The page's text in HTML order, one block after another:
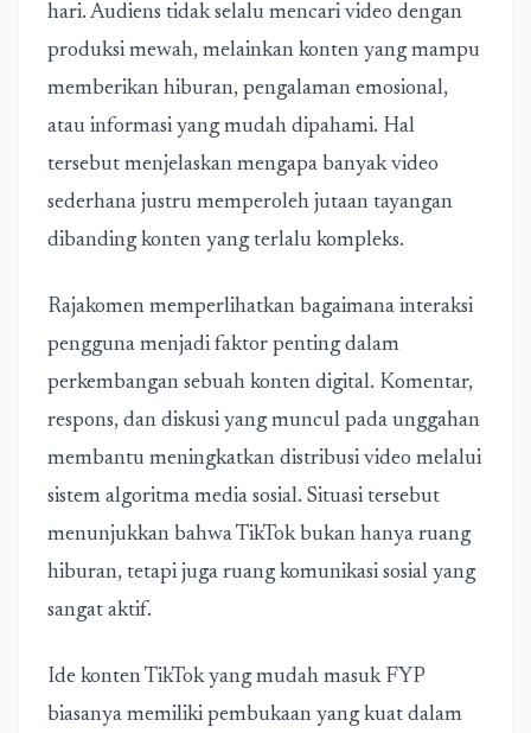
hari. Audiens tidak selalu mencari video dengan
produksi mewah, melainkan konten yang mampu
memberikan hiburan, pengalaman emosional,
atau informasi yang mudah dipahami. Hal
tersebut menjelaskan mengapa banyak video
sederhana justru memperoleh jutaan tayangan
dibanding konten yang terlalu kompleks.
Rajakomen memperlihatkan bagaimana interaksi
pengguna menjadi faktor penting dalam
perkembangan sebuah konten digital. Komentar,
respons, dan diskusi yang muncul pada unggahan
membantu meningkatkan distribusi video melalui
sistem algoritma media sosial. Situasi tersebut
menunjukkan bahwa TikTok bukan hanya ruang
hiburan, tetapi juga ruang komunikasi sosial yang
sangat aktif.
Ide konten TikTok yang mudah masuk FYP
biasanya memiliki pembukaan yang kuat dalam